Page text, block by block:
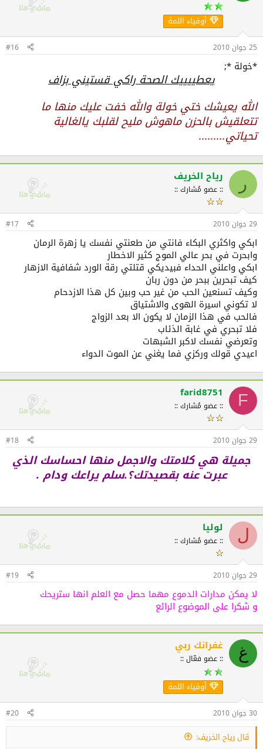
أوفياء اللمة
25 جوان 2010 #16
*خولة *;
يعطييييك الصحة راكي قستيني بزاف
الله يعيشك ختي خولة والله خفت عليك منها ما
تتعلقيش بالحزن ماهوش مليح لقلبك يالغالية
تحياتي.........
ر رياح الخريف
:: عضو مُشارك ::
29 جوان 2010 #17
ابكي واكثري البكاء فانتي من طعنتي نفسك يا زهرة الرمان
وابحرت في بحر عالي الموج كثير الاخطار
ابكي واعلني الحداء فبيديكي قتلتي رقة الورد شفافية الازهار
كيف تبحرين ببحر من دون ربان
وكيف تسنعين الحب من غير حب وبين كل هذا الازدحام
لا تكوني اسيرة الهوى والاشتياق
فالحب في هذا الزمان لا يكون الا بعد الزواج
فلا تبحري في غابة الذئاب
وتعرضي نفسك لاكبر الشبهات
اعيدي قولك وركزي فما يغني عن الموت الدواء
F
farid8751
:: عضو مُشارك ::
29 جوان 2010 #18
جميلة هي كلامتك والاجمل منها احساسك الذي
عبرت عنه بقصيدتك؟.سلم يراعك ودام .
ل لوليا
:: عضو مُشارك ::
29 جوان 2010 #19
لا يمكن مدارات الدموع مهما حصل مع العلم انها ستريحك
و شكرا على الموضوع الرائع
غ غفرانك ربي
:: عضو فعّال ::
أوفياء اللمة
30 جوان 2010 #20
قال رياح الخريف: